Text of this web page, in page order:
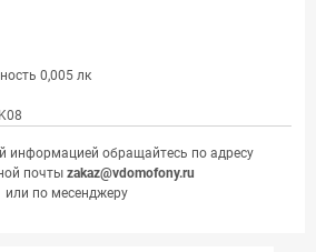
0,005 лк
информацией обращайтесь по адресу
почты zakaz@vdomofony.ru
или по месенджеру